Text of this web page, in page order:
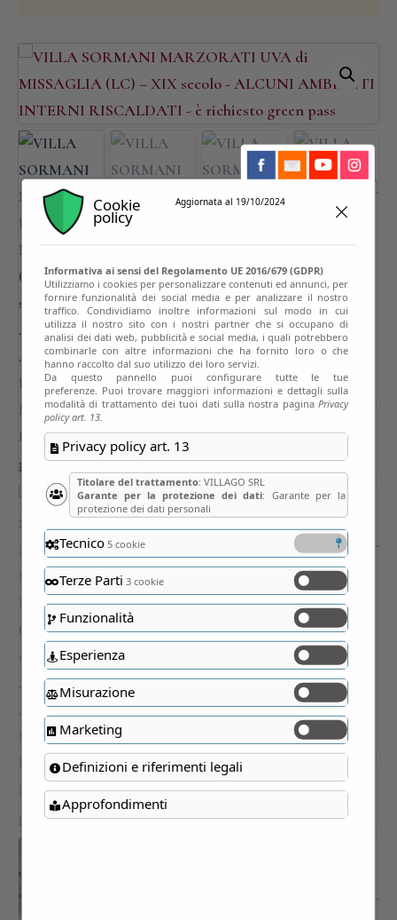
Cookie
policy
Aggiornata al 19/10/2024
Informativa ai sensi del Regolamento UE 2016/679 (GDPR)
Utilizziamo i cookies per personalizzare contenuti ed annunci, per
fornire funzionalità dei social media e per analizzare il nostro
traffico. Condividiamo inoltre informazioni sul modo in cui
utilizza il nostro sito con i nostri partner che si occupano di
analisi dei dati web, pubblicità e social media, i quali potrebbero
combinarle con altre informazioni che ha fornito loro o che
hanno raccolto dal suo utilizzo dei loro servizi.
Da questo pannello puoi configurare tutte le tue
preferenze. Puoi trovare maggiori informazioni e dettagli sulla
modalità di trattamento dei tuoi dati sulla nostra paginaPrivacy
policy art. 13.
Privacy policy art. 13
Titolare del trattamento: VILLAGO SRL
Garante per la protezione dei dati: Garante per la
protezione dei dati personali
Tecnico5 cookie
Terze Parti 3 cookie
Funzionalità
Esperienza
Misurazione
Marketing
Definizioni e riferimenti legali
Approfondimenti